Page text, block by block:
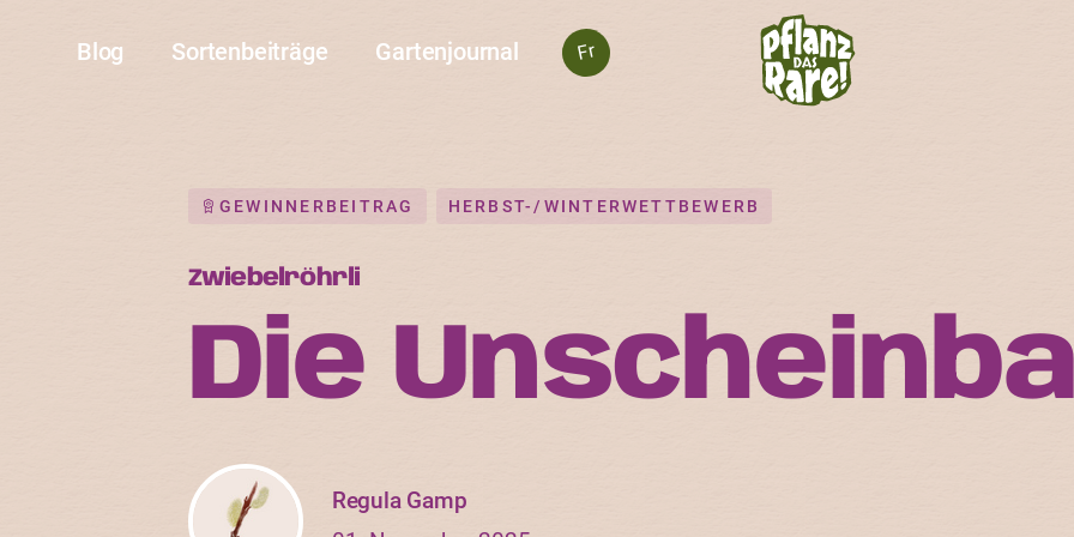
Fr
Blog Sortenbeiträge Gartenjournal
GEWINNERBEITRAG HERBST-/WINTERWETTBEWERB
Zwiebelröhrli
Die
Regula Gamp